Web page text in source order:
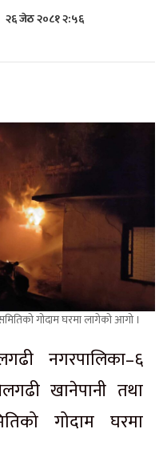
२६ जेठ २०८१ २:५६
गोदाम घरमा लागेको आगो ।
नगरपालिका–६
खानेपानी तथा
गोदाम घरमा